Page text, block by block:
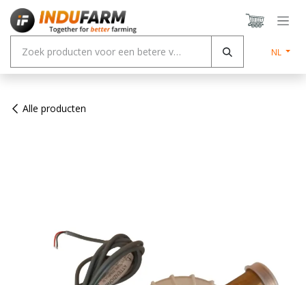
Overslaan naar inhoud
NL
Alle producten